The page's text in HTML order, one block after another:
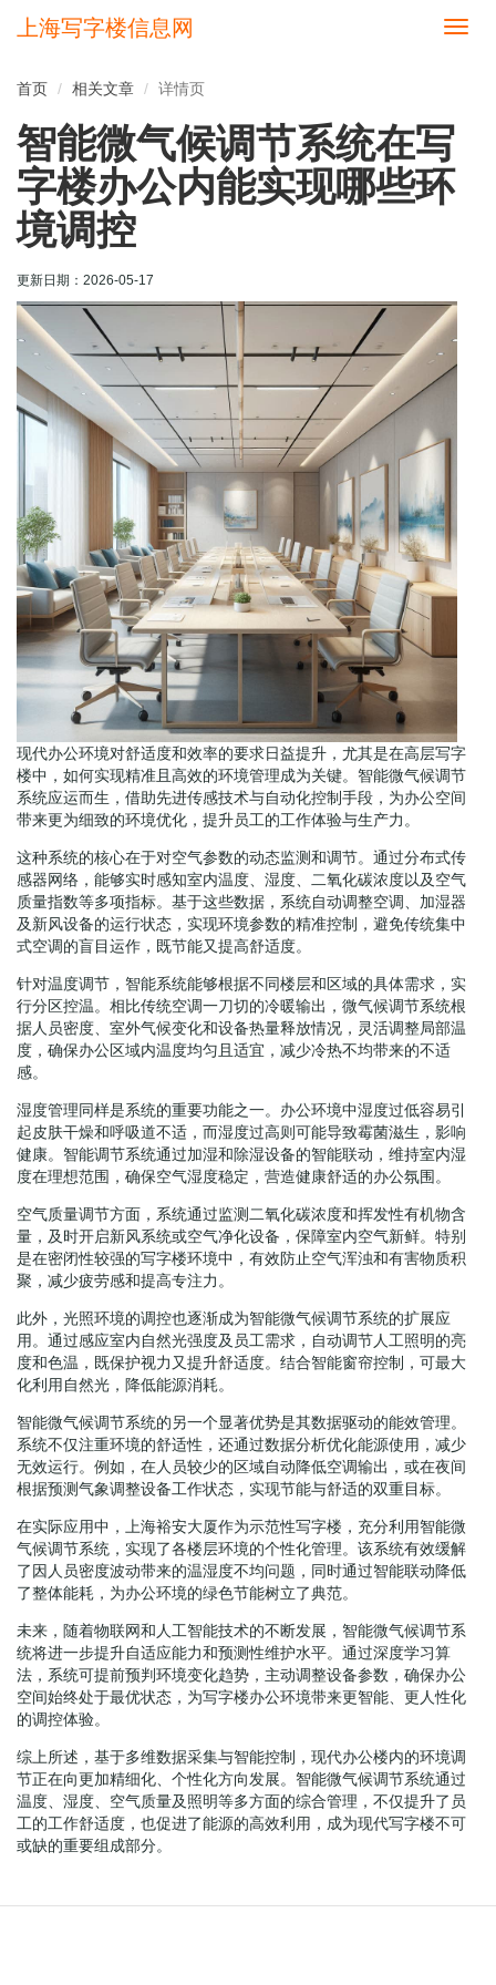
切
上海写字楼信息网
首页 相关文章 详情页
智能微气候调节系统在写
字楼办公内能实现哪些环
境调控
更新日期： 2026-05-17
现代办公环境对舒适度和效率的要求日益提升，尤其是在高层写字
楼中，如何实现精准且高效的环境管理成为关键。智能微气候调节
系统应运而生，借助先进传感技术与自动化控制手段，为办公空间
带来更为细致的环境优化，提升员工的工作体验与生产力。
这种系统的核心在于对空气参数的动态监测和调节。通过分布式传
感器网络，能够实时感知室内温度、湿度、二氧化碳浓度以及空气
质量指数等多项指标。基于这些数据，系统自动调整空调、加湿器
及新风设备的运行状态，实现环境参数的精准控制，避免传统集中
式空调的盲目运作，既节能又提高舒适度。
针对温度调节，智能系统能够根据不同楼层和区域的具体需求，实
行分区控温。相比传统空调一刀切的冷暖输出，微气候调节系统根
据人员密度、室外气候变化和设备热量释放情况，灵活调整局部温
度，确保办公区域内温度均匀且适宜，减少冷热不均带来的不适
感。
湿度管理同样是系统的重要功能之一。办公环境中湿度过低容易引
起皮肤干燥和呼吸道不适，而湿度过高则可能导致霉菌滋生，影响
健康。智能调节系统通过加湿和除湿设备的智能联动，维持室内湿
度在理想范围，确保空气湿度稳定，营造健康舒适的办公氛围。
空气质量调节方面，系统通过监测二氧化碳浓度和挥发性有机物含
量，及时开启新风系统或空气净化设备，保障室内空气新鲜。特别
是在密闭性较强的写字楼环境中，有效防止空气浑浊和有害物质积
聚，减少疲劳感和提高专注力。
此外，光照环境的调控也逐渐成为智能微气候调节系统的扩展应
用。通过感应室内自然光强度及员工需求，自动调节人工照明的亮
度和色温，既保护视力又提升舒适度。结合智能窗帘控制，可最大
化利用自然光，降低能源消耗。
智能微气候调节系统的另一个显著优势是其数据驱动的能效管理。
系统不仅注重环境的舒适性，还通过数据分析优化能源使用，减少
无效运行。例如，在人员较少的区域自动降低空调输出，或在夜间
根据预测气象调整设备工作状态，实现节能与舒适的双重目标。
在实际应用中，上海裕安大厦作为示范性写字楼，充分利用智能微
气候调节系统，实现了各楼层环境的个性化管理。该系统有效缓解
了因人员密度波动带来的温湿度不均问题，同时通过智能联动降低
了整体能耗，为办公环境的绿色节能树立了典范。
未来，随着物联网和人工智能技术的不断发展，智能微气候调节系
统将进一步提升自适应能力和预测性维护水平。通过深度学习算
法，系统可提前预判环境变化趋势，主动调整设备参数，确保办公
空间始终处于最优状态，为写字楼办公环境带来更智能、更人性化
的调控体验。
综上所述，基于多维数据采集与智能控制，现代办公楼内的环境调
节正在向更加精细化、个性化方向发展。智能微气候调节系统通过
温度、湿度、空气质量及照明等多方面的综合管理，不仅提升了员
工的工作舒适度，也促进了能源的高效利用，成为现代写字楼不可
或缺的重要组成部分。